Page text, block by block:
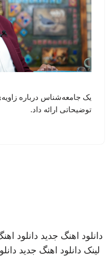
یک جامعه‌شناس درباره
توضیحاتی ارائه داد.
دانلود اهنگ جدید دانلود
لینک دانلود اهنگ جدید